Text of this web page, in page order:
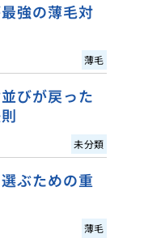
強の薄毛対
薄毛
びが戻った
未分類
ぶための重
薄毛